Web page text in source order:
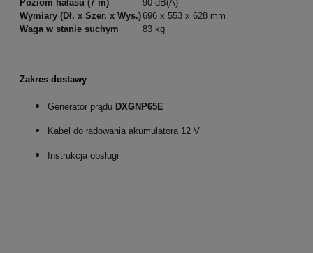
Poziom hałasu (7 m)
90 dB(A)
Wymiary (Dł. x Szer. x Wys.)696 x 553 x 628 mm
Waga w stanie suchym
83 kg
Zakres dostawy
Generator prądu DXGNP65E
Kabel do ładowania akumulatora 12 V
Instrukcja obsługi